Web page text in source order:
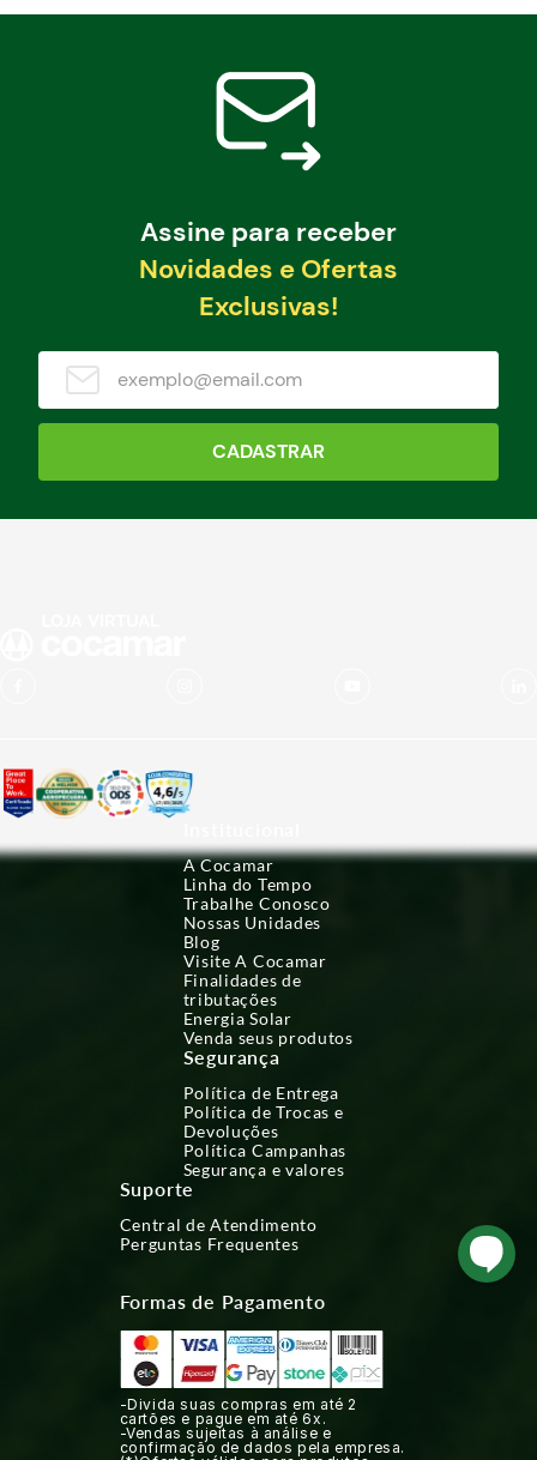
Assine para receber
Novidades e Ofertas
Exclusivas!
CADASTRAR
A Cocamar
Linha do Tempo
Trabalhe Conosco
Nossas Unidades
Blog
Visite A Cocamar
Finalidades de
tributações
Energia Solar
Venda seus produtos
Segurança
Política de Entrega
Política de Trocas e
Devoluções
Política Campanhas
Segurança e valores
Suporte
Central de Atendimento
Perguntas Frequentes
Formas de Pagamento
-Divida suas compras em até 2
cartões e pague em até 6x.
-Vendas sujeitas à análise e
confirmação de dados pela empresa.